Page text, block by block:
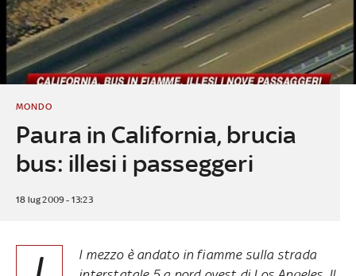
Paura in California, brucia
bus: illesi i passeggeri
MONDO
18 lug 2009 - 13:23
l mezzo è andato in fiamme sulla strada